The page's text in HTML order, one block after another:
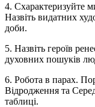
4. Схарактеризуйте
Назвіть видатних
доби.
5. Назвіть героїв
духовних пошуків
6. Робота в парах.
Відродження та
таблиці.